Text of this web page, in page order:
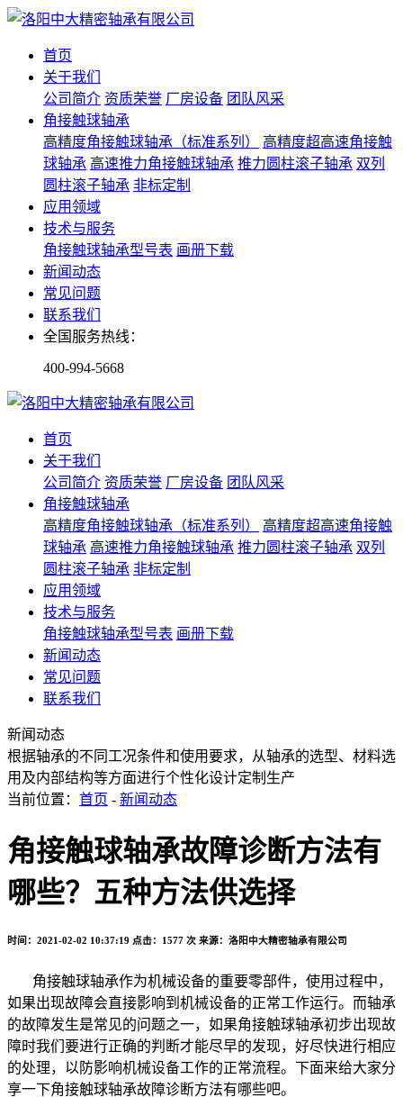
首页
关于我们
公司简介 资质荣誉 厂房设备 团队风采
角接触球轴承
高精度角接触球轴承（标准系列）
高精度超高速角接触
球轴承 高速推力角接触球轴承 推力圆柱滚子轴承 双列
圆柱滚子轴承 非标定制
应用领域
技术与服务
角接触球轴承型号表 画册下载
新闻动态
常见问题
联系我们
全国服务热线：
400-994-5668
首页
关于我们
公司简介 资质荣誉 厂房设备 团队风采
角接触球轴承
高精度角接触球轴承（标准系列）
高精度超高速角接触
球轴承 高速推力角接触球轴承 推力圆柱滚子轴承 双列
圆柱滚子轴承 非标定制
应用领域
技术与服务
角接触球轴承型号表 画册下载
新闻动态
常见问题
联系我们
新闻动态
根据轴承的不同工况条件和使用要求，从轴承的选型、材料选
用及内部结构等方面进行个性化设计定制生产
当前位置： 首页 - 新闻动态
角接触球轴承故障诊断方法有
哪些？五种方法供选择
时间：2021-02-02 10:37:19 点击：1577 次 来源：洛阳中大精密轴承有限公司
角接触球轴承作为机械设备的重要零部件，使用过程中，
如果出现故障会直接影响到机械设备的正常工作运行。而轴承
的故障发生是常见的问题之一，如果角接触球轴承初步出现故
障时我们要进行正确的判断才能尽早的发现，好尽快进行相应
的处理，以防影响机械设备工作的正常流程。下面来给大家分
享一下角接触球轴承故障诊断方法有哪些吧。